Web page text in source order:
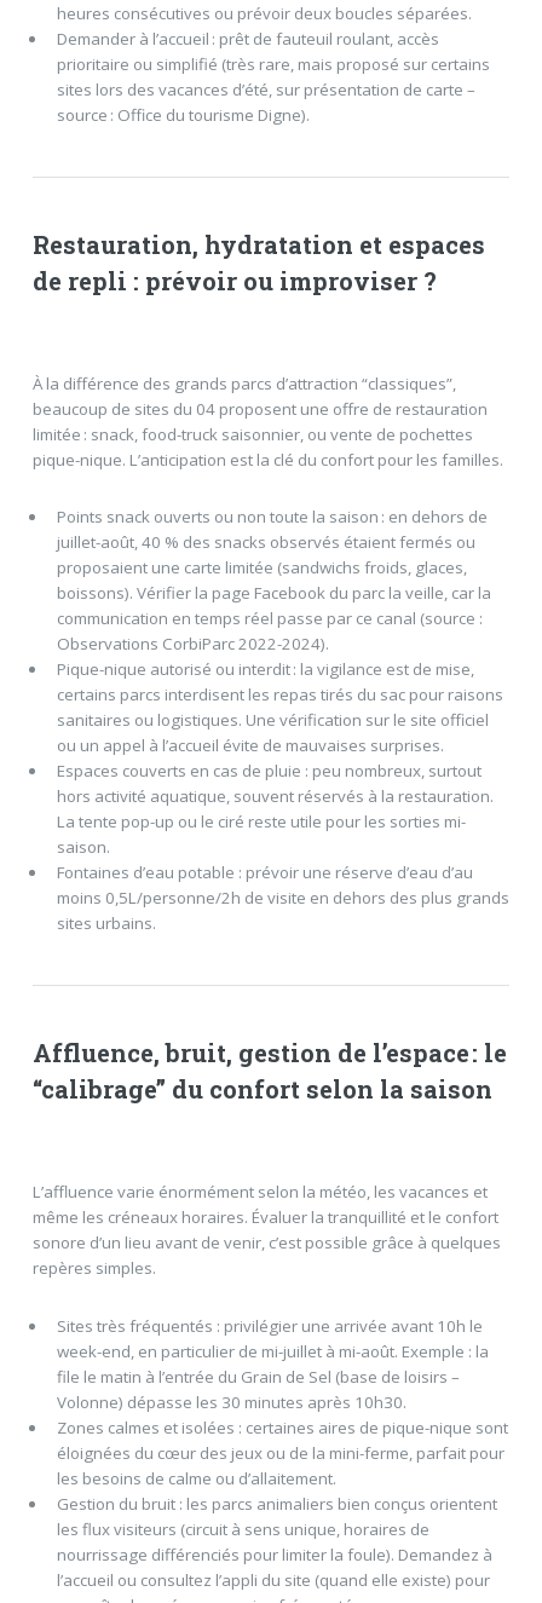
heures consécutives ou prévoir deux boucles séparées.
Demander à l’accueil : prêt de fauteuil roulant, accès
prioritaire ou simplifié (très rare, mais proposé sur certains
sites lors des vacances d’été, sur présentation de carte –
source : Office du tourisme Digne).
Restauration, hydratation et espaces
de repli : prévoir ou improviser ?
À la différence des grands parcs d’attraction “classiques”,
beaucoup de sites du 04 proposent une offre de restauration
limitée : snack, food-truck saisonnier, ou vente de pochettes
pique-nique. L’anticipation est la clé du confort pour les familles.
Points snack ouverts ou non toute la saison : en dehors de
juillet-août, 40 % des snacks observés étaient fermés ou
proposaient une carte limitée (sandwichs froids, glaces,
boissons). Vérifier la page Facebook du parc la veille, car la
communication en temps réel passe par ce canal (source :
Observations CorbiParc 2022-2024).
Pique-nique autorisé ou interdit : la vigilance est de mise,
certains parcs interdisent les repas tirés du sac pour raisons
sanitaires ou logistiques. Une vérification sur le site officiel
ou un appel à l’accueil évite de mauvaises surprises.
Espaces couverts en cas de pluie : peu nombreux, surtout
hors activité aquatique, souvent réservés à la restauration.
La tente pop-up ou le ciré reste utile pour les sorties mi-
saison.
Fontaines d’eau potable : prévoir une réserve d’eau d’au
moins 0,5L/personne/2h de visite en dehors des plus grands
sites urbains.
Affluence, bruit, gestion de l’espace : le
“calibrage” du confort selon la saison
L’affluence varie énormément selon la météo, les vacances et
même les créneaux horaires. Évaluer la tranquillité et le confort
sonore d’un lieu avant de venir, c’est possible grâce à quelques
repères simples.
Sites très fréquentés : privilégier une arrivée avant 10h le
week-end, en particulier de mi-juillet à mi-août. Exemple : la
file le matin à l’entrée du Grain de Sel (base de loisirs –
Volonne) dépasse les 30 minutes après 10h30.
Zones calmes et isolées : certaines aires de pique-nique sont
éloignées du cœur des jeux ou de la mini-ferme, parfait pour
les besoins de calme ou d’allaitement.
Gestion du bruit : les parcs animaliers bien conçus orientent
les flux visiteurs (circuit à sens unique, horaires de
nourrissage différenciés pour limiter la foule). Demandez à
l’accueil ou consultez l’appli du site (quand elle existe) pour